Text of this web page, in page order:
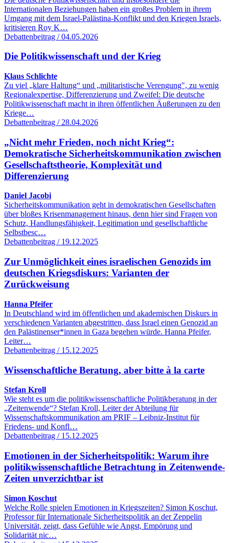
Internationalen Beziehungen haben ein großes Problem in ihrem
Umgang mit dem Israel-Palästina-Konflikt und den Kriegen Israels,
kritisieren Roy K…
Debattenbeitrag / 04.05.2026
Die Politikwissenschaft und der Krieg
Klaus Schlichte
Zu viel „klare Haltung“ und „militaristische Verengung", zu wenig
Regionalexpertise, Differenzierung und Zweifel: Die deutsche
Politikwissenschaft macht in ihren öffentlichen Äußerungen zu den
Kriege…
Debattenbeitrag / 28.04.2026
„Nicht mehr Frieden, noch nicht Krieg“:
Demokratische Sicherheitskommunikation zwischen
Gesellschaftstheorie, Komplexität und
Differenzierung
Daniel Jacobi
Sicherheitskommunikation geht in demokratischen Gesellschaften
über bloßes Krisenmanagement hinaus, denn hier sind Fragen von
Schutz, Handlungsfähigkeit, Legitimation und gesellschaftliche
Selbstbesc…
Debattenbeitrag / 19.12.2025
Zur Unmöglichkeit eines israelischen Genozids im
deutschen Kriegsdiskurs: Varianten der
Zurückweisung
Hanna Pfeifer
In Deutschland wird im öffentlichen und akademischen Diskurs in
verschiedenen Varianten abgestritten, dass Israel einen Genozid an
den Palästinenser*innen in Gaza begehen würde. Hanna Pfeifer,
Leiter…
Debattenbeitrag / 15.12.2025
Wissenschaftliche Beratung, aber bitte à la carte
Stefan Kroll
Wie steht es um die politikwissenschaftliche Politikberatung in der
„Zeitenwende“? Stefan Kroll, Leiter der Abteilung für
Wissenschaftskommunikation am PRIF – Leibniz-Institut für
Friedens- und Konfl…
Debattenbeitrag / 15.12.2025
Emotionen in der Sicherheitspolitik: Warum ihre
politikwissenschaftliche Betrachtung in Zeitenwende-
Zeiten unverzichtbar ist
Simon Koschut
Welche Rolle spielen Emotionen in Kriegszeiten? Simon Koschut,
Professor für Internationale Sicherheitspolitik an der Zeppelin
Universität, zeigt, dass Gefühle wie Angst, Empörung und
Solidarität nic…